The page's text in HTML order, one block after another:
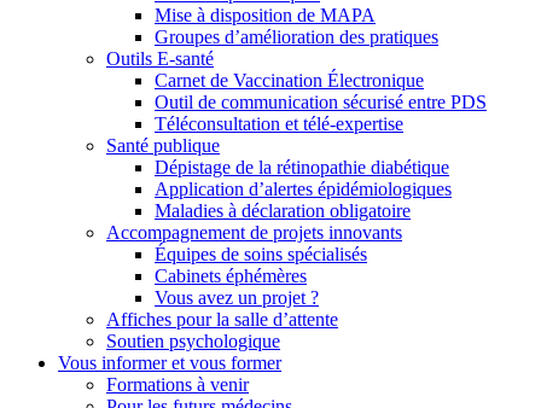
Mise à disposition de MAPA
Groupes d’amélioration des pratiques
Outils E-santé
Carnet de Vaccination Électronique
Outil de communication sécurisé entre PDS
Téléconsultation et télé-expertise
Santé publique
Dépistage de la rétinopathie diabétique
Application d’alertes épidémiologiques
Maladies à déclaration obligatoire
Accompagnement de projets innovants
Équipes de soins spécialisés
Cabinets éphémères
Vous avez un projet ?
Affiches pour la salle d’attente
Soutien psychologique
Vous informer et vous former
Formations à venir